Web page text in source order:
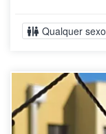
Qualquer sexo